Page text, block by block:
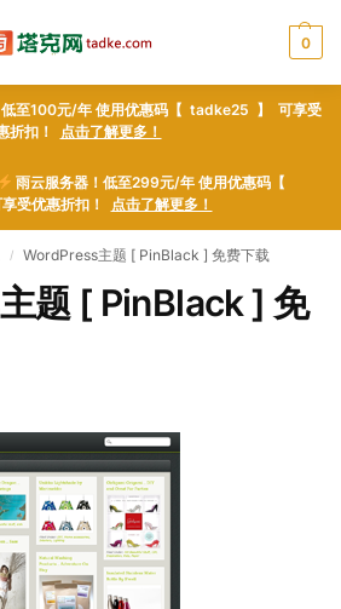
0
低至100元/年 使用优惠码【 tadke25 】 可享受
折扣！
点击了解更多！
雨云服务器！低至299元/年 使用优惠码【
受优惠折扣！ 点击了解更多！
/ WordPress主题 [ PinBlack ] 免费下载
题 [ PinBlack ] 免